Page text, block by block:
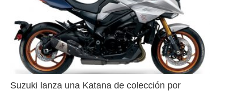
Suzuki lanza una Katana de colección por